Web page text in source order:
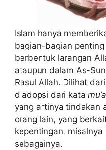
Islam hanya
bagian-bagian
berbentuk larangan
ataupun dalam As-
Rasul Allah. Dilihat
diadopsi dari kata
yang artinya tindakan
orang lain, yang
kepentingan,
sebagainya.